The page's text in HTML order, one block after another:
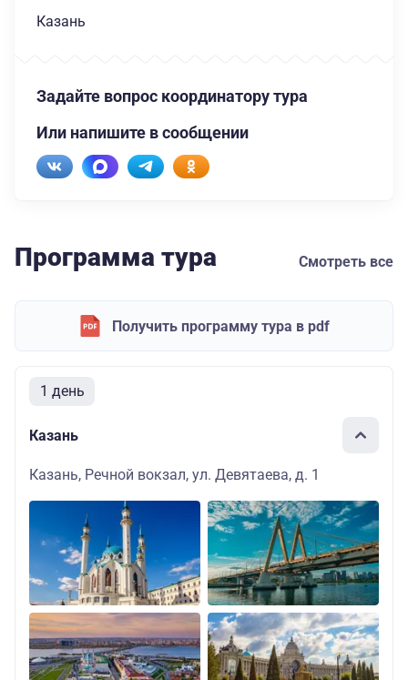
Казань
Задайте вопрос координатору тура
Или напишите в сообщении
Программа тура Смотреть все
Получить программу тура в pdf
1 день
Казань
Казань, Речной вокзал, ул. Девятаева, д. 1